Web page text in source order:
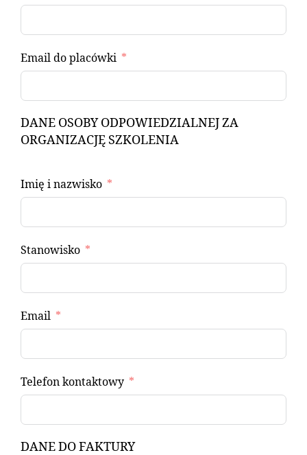
Email do placówki
DANE OSOBY ODPOWIEDZIALNEJ ZA
ORGANIZACJĘ SZKOLENIA
Imię i nazwisko
Stanowisko
Email
Telefon kontaktowy
DANE DO FAKTURY